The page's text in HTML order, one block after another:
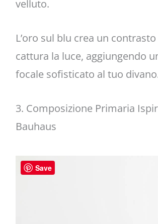
velluto.
L’oro sul blu crea un
cattura la luce, aggiungendo
focale sofisticato al tuo
3. Composizione Primaria
Bauhaus
Save